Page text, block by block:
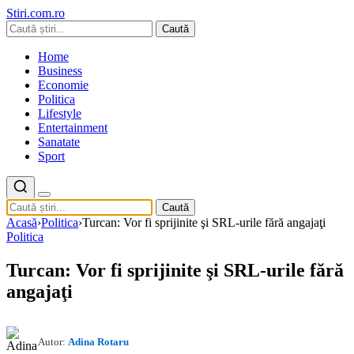
Stiri.com.ro
Caută
Home
Business
Economie
Politica
Lifestyle
Entertainment
Sanatate
Sport
Caută
Acasă›Politica›Turcan: Vor fi sprijinite şi SRL-urile fără angajaţi
Politica
Turcan: Vor fi sprijinite şi SRL-urile fără
angajaţi
Autor: Adina Rotaru